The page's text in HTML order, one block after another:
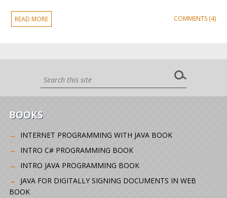
READ MORE COMMENTS (4)
BOOKS
INTERNET PROGRAMMING WITH JAVA BOOK
INTRO C# PROGRAMMING BOOK
INTRO JAVA PROGRAMMING BOOK
JAVA FOR DIGITALLY SIGNING DOCUMENTS IN WEB
BOOK